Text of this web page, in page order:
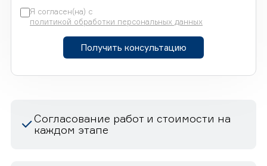
Я согласен(на) с
политикой обработки персональных данных
Получить консультацию
Согласование работ и стоимости на
каждом этапе